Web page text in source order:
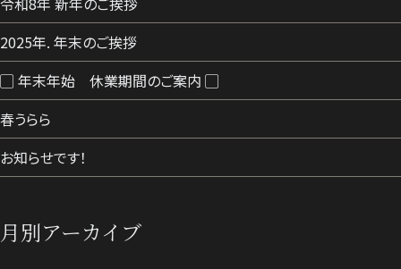
2025年. 年末のご挨拶
▢ 年末年始 休業期間のご案内 ▢
春うらら
お知らせです！
月別アーカイブ